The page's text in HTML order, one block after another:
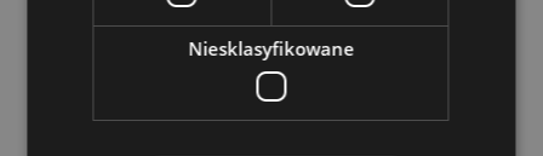
POWIADOM O DOSTĘPNOŚCI
Niesklasyfikowane